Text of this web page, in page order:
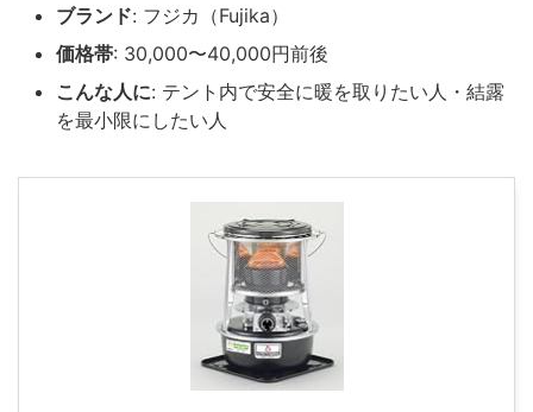
ブランド: フジカ（Fujika）
価格帯: 30,000〜40,000円前後
こんな人に: テント内で安全に暖を取りたい人・結露
を最小限にしたい人